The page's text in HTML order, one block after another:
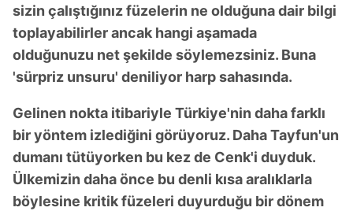
sizin çalıştığınız füzelerin ne olduğuna dair bilgi
toplayabilirler ancak hangi aşamada
olduğunuzu net şekilde söylemezsiniz. Buna
'sürpriz unsuru' deniliyor harp sahasında.
Gelinen nokta itibariyle Türkiye'nin daha farklı
bir yöntem izlediğini görüyoruz. Daha Tayfun'un
dumanı tütüyorken bu kez de Cenk'i duyduk.
Ülkemizin daha önce bu denli kısa aralıklarla
böylesine kritik füzeleri duyurduğu bir dönem